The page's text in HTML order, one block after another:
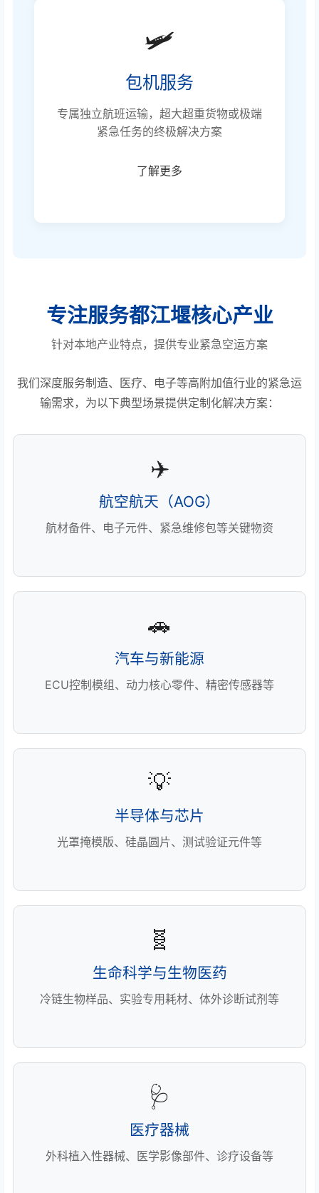
🛩️
包机服务
专属独立航班运输，超大超重货物或极端
紧急任务的终极解决方案
了解更多
专注服务都江堰核心产业
针对本地产业特点，提供专业紧急空运方案
我们深度服务制造、医疗、电子等高附加值行业的紧急运
输需求，为以下典型场景提供定制化解决方案：
✈️
航空航天（AOG）
航材备件、电子元件、紧急维修包等关键物资
🚗
汽车与新能源
ECU控制模组、动力核心零件、精密传感器等
💡
半导体与芯片
光罩掩模版、硅晶圆片、测试验证元件等
🧬
生命科学与生物医药
冷链生物样品、实验专用耗材、体外诊断试剂等
🩺
医疗器械
外科植入性器械、医学影像部件、诊疗设备等